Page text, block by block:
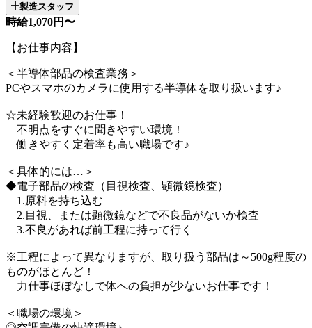
製造スタッフ
時給1,070円〜
【お仕事内容】
＜半導体部品の検査業務＞
PCやスマホのカメラに使用する半導体を取り扱います♪
☆未経験歓迎のお仕事！
不明点をすぐに聞きやすい環境！
働きやすく定着率も高い職場です♪
＜具体的には…＞
◆電子部品の検査（目視検査、顕微鏡検査）
1.原料を持ち込む
2.目視、または顕微鏡などで不良品がないか検査
3.不良があれば前工程に持って行く
※工程によって異なりますが、取り扱う部品は～500g程度の
ものがほとんど！
力仕事ほぼなしで体への負担が少ないお仕事です！
＜職場の環境＞